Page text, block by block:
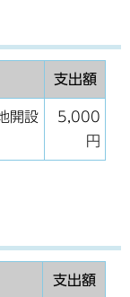
支出額
開設
5,000
円
支出額